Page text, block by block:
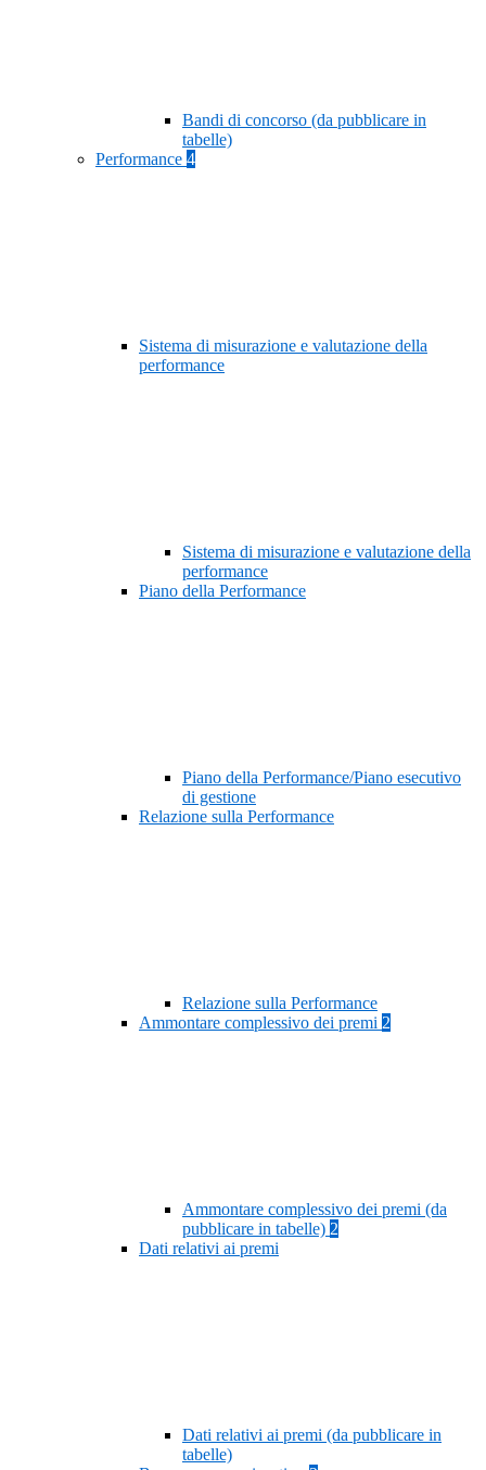
Bandi di concorso (da pubblicare in
tabelle)
Performance 4
Sistema di misurazione e valutazione della
performance
Sistema di misurazione e valutazione della
performance
Piano della Performance
Piano della Performance/Piano esecutivo
di gestione
Relazione sulla Performance
Relazione sulla Performance
Ammontare complessivo dei premi 2
Ammontare complessivo dei premi (da
pubblicare in tabelle) 2
Dati relativi ai premi
Dati relativi ai premi (da pubblicare in
tabelle)